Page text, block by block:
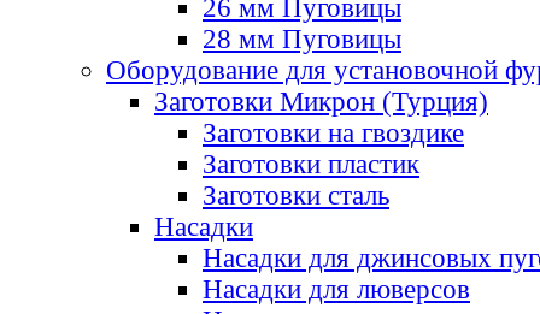
26 мм Пуговицы
28 мм Пуговицы
Оборудование для установочной
Заготовки Микрон (Турция)
Заготовки на гвоздике
Заготовки пластик
Заготовки сталь
Насадки
Насадки для джинсовых
Насадки для люверсов